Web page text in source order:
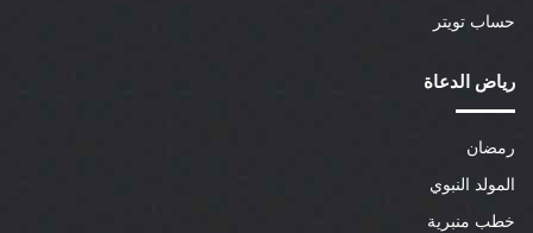
حساب تويتر
رياض الدعاة
رمضان
المولد النبوي
خطب منبرية